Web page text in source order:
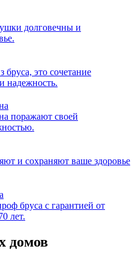
долговечны и
это сочетание
надежность.
поражают своей
и сохраняют ваше здоровье
бруса с гарантией от
лет.
домов